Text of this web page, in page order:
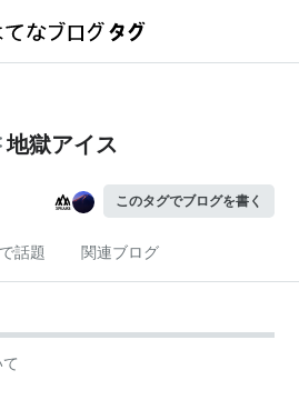
地獄アイス
このタグでブログを書く
話題 関連ブログ